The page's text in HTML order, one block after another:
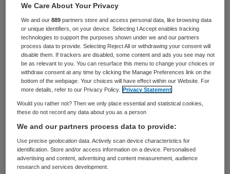
intensieve samenwerking of zelfs een fusie
haalbaar is. Dat zou meerwaarde hebben
omdat de beide zorgorganisaties op veel
punten gelijkwaardig zijn.
De beide organisaties geloven dat een fusie
het dienstenpakket van beide organisaties
kan versterken en dat de ambities van beide
organisaties beter gerealiseerd worden.
“Door de krachten te bundelen ontstaat er
meer slagkracht en lagere overheadkosten
waardoor flexibeler en innovatitever
We Care About Your Privacy
We and our889 partners store and access personal data, like browsing data
or unique identifiers, on your device. Selecting I Accept enables tracking
technologies to support the purposes shown under we and our partners
process data to provide. Selecting Reject All or withdrawing your consent will
disable them. If trackers are disabled, some content and ads you see may not
be as relevant to you. You can resurface this menu to change your choices or
withdraw consent at any time by clicking the Manage Preferences link on the
bottom of the webpage. Your choices will have effect within our Website. For
more details, refer to our Privacy Policy.
Privacy Statement
Would you rather not? Then we only place essential and statistical cookies,
these do not record any data about you as a person
We and our partners process data to provide:
Use precise geolocation data. Actively scan device characteristics for
identification. Store and/or access information on a device. Personalised
advertising and content, advertising and content measurement, audience
research and services development.